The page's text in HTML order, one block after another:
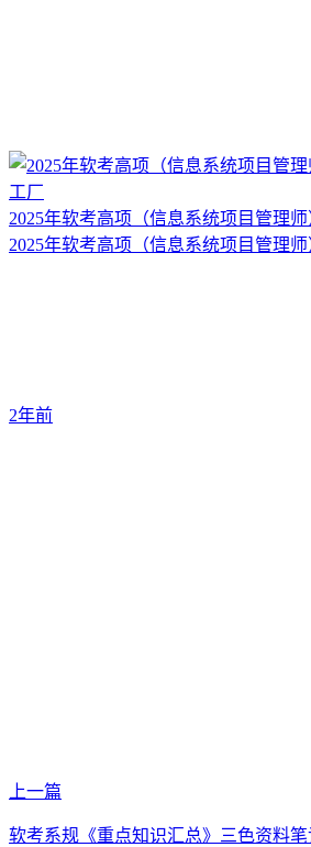
2025年软考高项（信息系统项目管理
2025年软考高项（信息系统项目管理
2年前
上一篇
软考系规《重点知识汇总》三色资料笔